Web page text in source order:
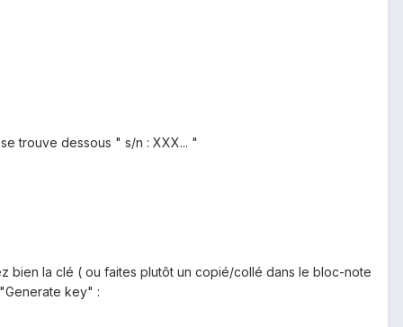
trouve dessous " s/n : XXX... "
bien la clé ( ou faites plutôt un copié/collé dans le bloc-note
key" :